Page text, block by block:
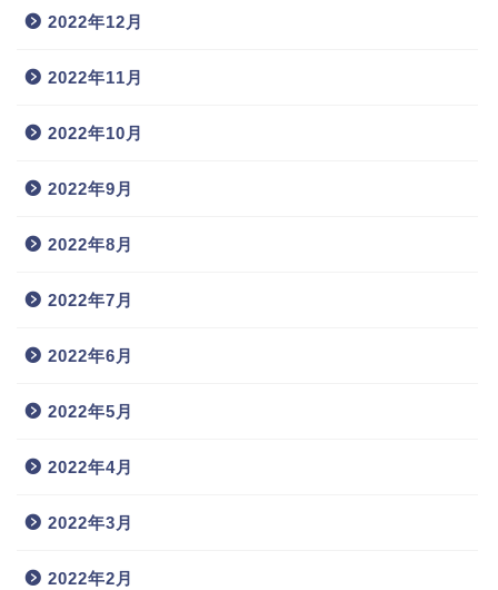
2022年12月
2022年11月
2022年10月
2022年9月
2022年8月
2022年7月
2022年6月
2022年5月
2022年4月
2022年3月
2022年2月